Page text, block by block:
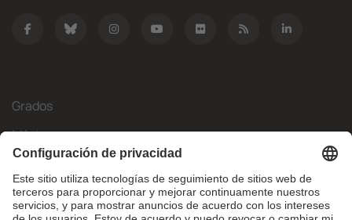
Grados
Másteres
Movilidad Internacional
Investigación